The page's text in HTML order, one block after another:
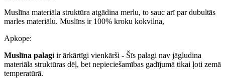
Muslīna materiāla struktūra atgādina merlu, to sauc arī par dubultās
marles materiālu. Muslīns ir 100% kroku kokvilna,
Apkope:
Muslīna palagi ir ārkārtīgi vienkārši - Šīs palagi nav jāgludina
materiāla struktūras dēļ, bet nepieciešamības gadījumā tikai ļoti zemā
temperatūrā.